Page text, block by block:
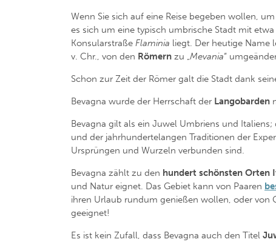
Wenn Sie sich auf eine Reise begeben wollen,
es sich um eine typisch umbrische Stadt mit
Konsularstraße Flaminia liegt. Der heutige Name
v. Chr., von den Römern zu „ Mevania“
Schon zur Zeit der Römer galt die Stadt dank
Bevagna wurde der Herrschaft der Langobarden
Bevagna gilt als ein Juwel Umbriens und
und der jahrhundertelangen Traditionen der
Ursprüngen und Wurzeln verbunden sind.
Bevagna zählt zu den hundert schönsten Orten
und Natur eignet. Das Gebiet kann von Paaren
ihren Urlaub rundum genießen wollen, oder von
geeignet!
Es ist kein Zufall, dass Bevagna auch den Titel